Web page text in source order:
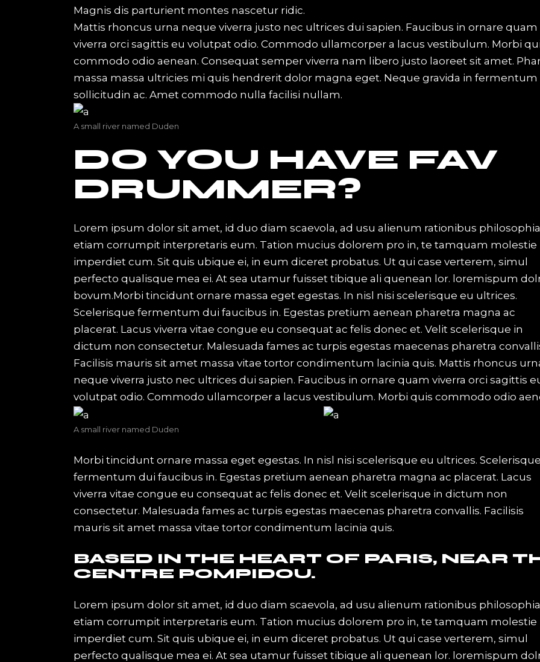
Magnis dis parturient montes nascetur ridic.
Mattis rhoncus urna neque viverra justo nec ultrices dui sapien. Faucibus in ornare quam
viverra orci sagittis eu volutpat odio. Commodo ullamcorper a lacus vestibulum. Morbi
commodo odio aenean. Consequat semper viverra nam libero justo laoreet sit amet.
massa massa ultricies mi quis hendrerit dolor magna eget. Neque gravida in fermentum
sollicitudin ac. Amet commodo nulla facilisi nullam.
A small river named Duden
DO YOU HAVE FAV
DRUMMER?
Lorem ipsum dolor sit amet, id duo diam scaevola, ad usu alienum rationibus
etiam corrumpit interpretaris eum. Tation mucius dolorem pro in, te tamquam molestie
imperdiet cum. Sit quis ubique ei, in eum diceret probatus. Ut qui case verterem, simul
perfecto qualisque mea ei. At sea utamur fuisset tibique ali quenean lor. loremispum
bovum.Morbi tincidunt ornare massa eget egestas. In nisl nisi scelerisque eu ultrices.
Scelerisque fermentum dui faucibus in. Egestas pretium aenean pharetra magna ac
placerat. Lacus viverra vitae congue eu consequat ac felis donec et. Velit scelerisque in
dictum non consectetur. Malesuada fames ac turpis egestas maecenas pharetra
Facilisis mauris sit amet massa vitae tortor condimentum lacinia quis. Mattis rhoncus
neque viverra justo nec ultrices dui sapien. Faucibus in ornare quam viverra orci sagittis
volutpat odio. Commodo ullamcorper a lacus vestibulum. Morbi quis commodo odio
A small river named Duden
Morbi tincidunt ornare massa eget egestas. In nisl nisi scelerisque eu ultrices.
fermentum dui faucibus in. Egestas pretium aenean pharetra magna ac placerat. Lacus
viverra vitae congue eu consequat ac felis donec et. Velit scelerisque in dictum non
consectetur. Malesuada fames ac turpis egestas maecenas pharetra convallis. Facilisis
mauris sit amet massa vitae tortor condimentum lacinia quis.
BASED IN THE HEART OF PARIS, NEAR
CENTRE POMPIDOU.
Lorem ipsum dolor sit amet, id duo diam scaevola, ad usu alienum rationibus
etiam corrumpit interpretaris eum. Tation mucius dolorem pro in, te tamquam molestie
imperdiet cum. Sit quis ubique ei, in eum diceret probatus. Ut qui case verterem, simul
perfecto qualisque mea ei. At sea utamur fuisset tibique ali quenean lor. loremispum